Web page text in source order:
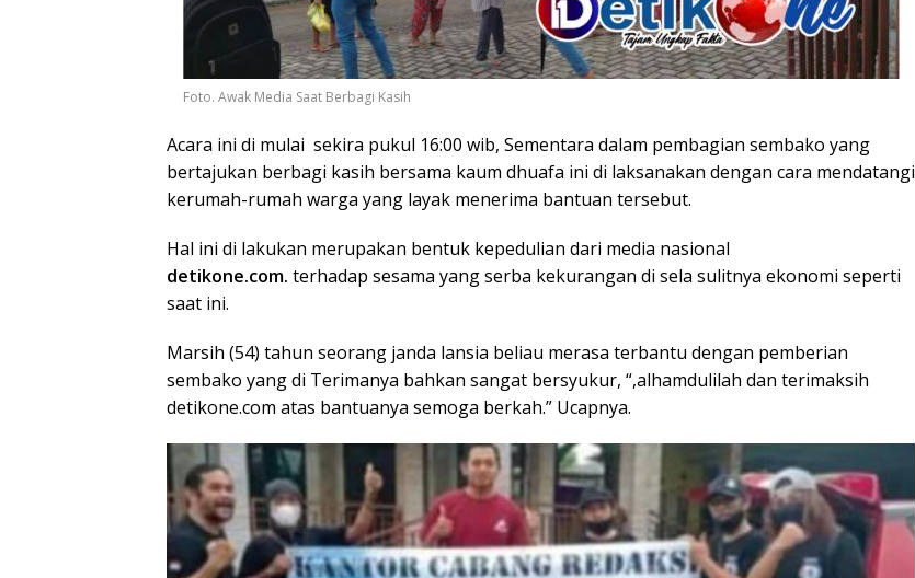
Foto. Awak Media Saat Berbagi Kasih
Acara ini di mulai sekira pukul 16:00 wib, Sementara dalam pembagian sembako yang
bertajukan berbagi kasih bersama kaum dhuafa ini di laksanakan dengan cara mendatangi
kerumah-rumah warga yang layak menerima bantuan tersebut.
Hal ini di lakukan merupakan bentuk kepedulian dari media nasional
detikone.com. terhadap sesama yang serba kekurangan di sela sulitnya ekonomi seperti
saat ini.
Marsih (54) tahun seorang janda lansia beliau merasa terbantu dengan pemberian
sembako yang di Terimanya bahkan sangat bersyukur, “,alhamdulilah dan terimaksih
detikone.com atas bantuanya semoga berkah.” Ucapnya.